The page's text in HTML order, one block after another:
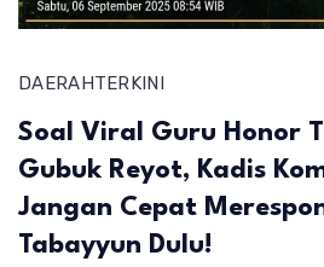
DAERAHTERKINI
Soal Viral Guru Honor
Gubuk Reyot, Kadis
Jangan Cepat
Tabayyun Dulu!